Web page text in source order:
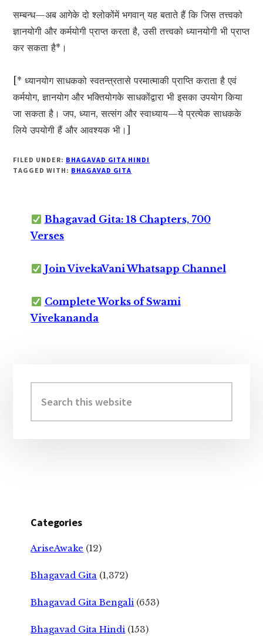
सम्बन्ध—अब आगेके दो श्लोकोंमें भगवान् यह बताते हैं कि जिस तत्त्वको
ज्ञानयोगी और कर्मयोगी प्राप्त करता है, उसी तत्त्वको ध्यानयोगी भी प्राप्त
कर सकता है*।
[* ध्यानयोग साधकको स्वतन्त्रतासे परमात्माकी प्राप्ति कराता है एवं
कर्मयोग, ज्ञानयोग और भक्तियोगके साधकोंद्वारा भी इसका उपयोग किया
जा सकता है। जप, ध्यान, सत्संग और स्वाध्याय—ये प्रत्येक साधकके
लिये उपयोगी हैं और आवश्यक भी।]
FILED UNDER: BHAGAVAD GITA HINDI
TAGGED WITH: BHAGAVAD GITA
Bhagavad Gita: 18 Chapters, 700
Verses
Join VivekaVani Whatsapp Channel
Complete Works of Swami
Vivekananda
Sidebar
this
website
Categories
AriseAwake (12)
Bhagavad Gita (1,372)
Bhagavad Gita Bengali (653)
Bhagavad Gita Hindi (153)